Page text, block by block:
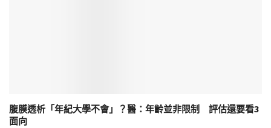
腹膜透析「年紀大學不會」？醫：年齡並非限制 評估還要看3
面向